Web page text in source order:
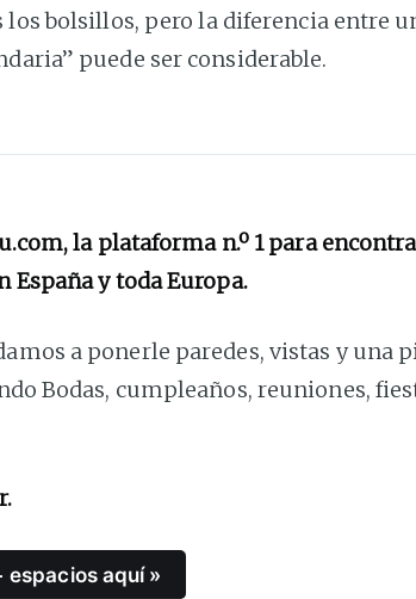
los bolsillos, pero la diferencia entre
puede ser considerable.
la plataforma n.º 1 para
España y toda Europa.
a ponerle paredes, vistas y una
Bodas, cumpleaños, reuniones,
espacios aquí »